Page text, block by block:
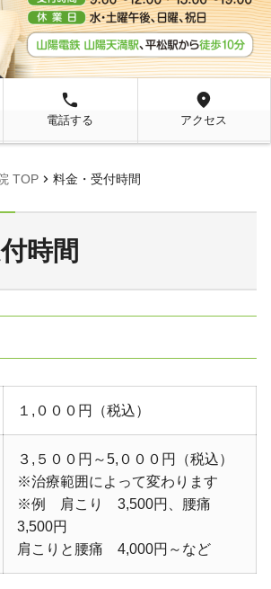
local_phone
電話する
location_on
アクセス
TOP chevron_right 料金・受付時間
時間
１,０００円（税込）
３,５００円～5,０００円
（税込）
※治療範囲によって変わります
※例 肩こり 3,500円、腰痛
3,500円
肩こりと腰痛 4,000円～など